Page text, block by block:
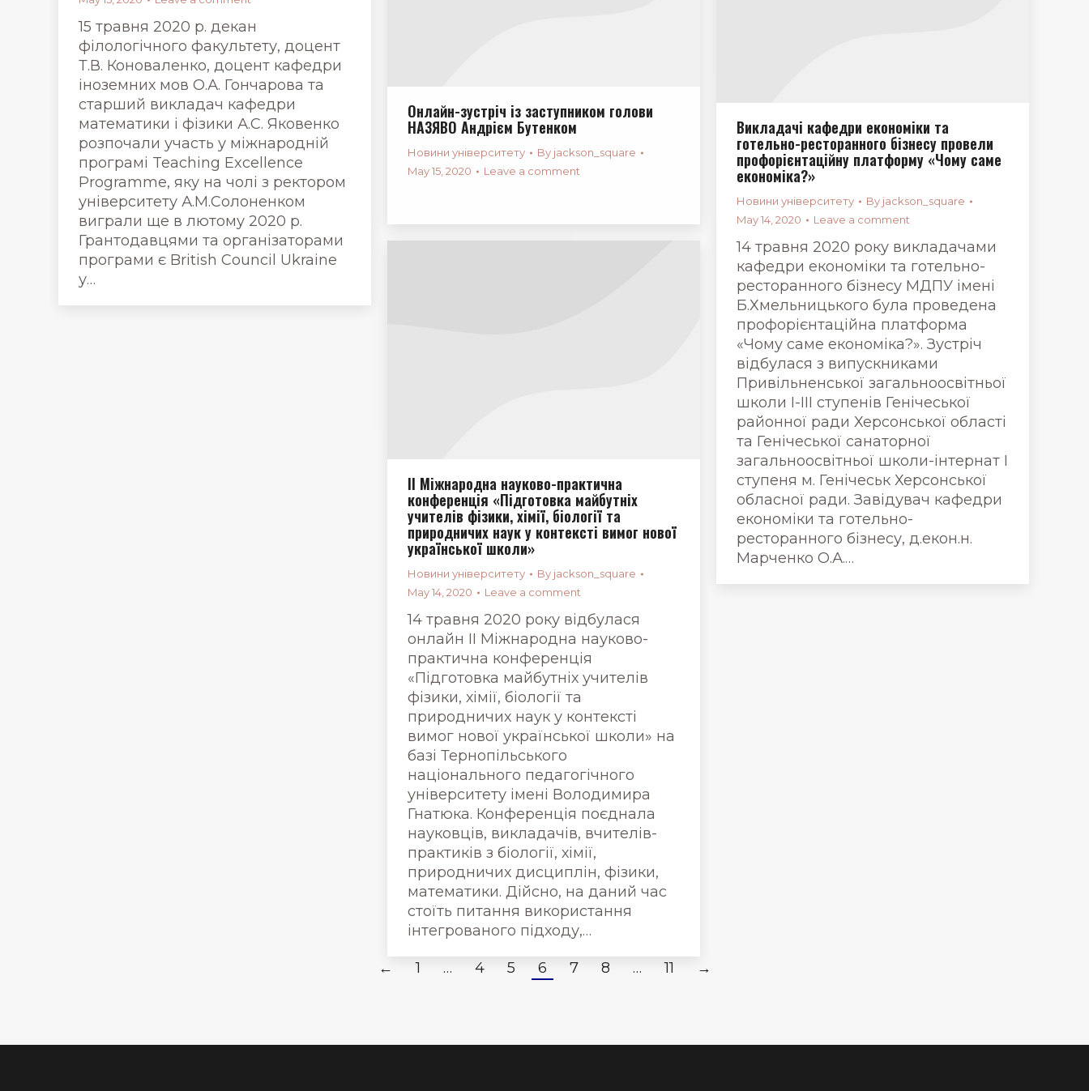
15 травня 2020 р. декан
філологічного факультету, доцент
Т.В. Коноваленко, доцент кафедри
іноземних мов О.А. Гончарова та
старший викладач кафедри
математики і фізики А.С. Яковенко
розпочали участь у міжнародній
програмі Teaching Excellence
Programme, яку на чолі з ректором
університету А.М.Солоненком
виграли ще в лютому 2020 р.
Грантодавцями та організаторами
програми є British Council Ukraine
у…
Онлайн-зустріч із заступником голови
НАЗЯВО Андрієм Бутенком
Новини університету By jackson_square
May 15, 2020
Leave a comment
Викладачі кафедри економіки та
готельно-ресторанного бізнесу провели
профорієнтаційну платформу «Чому саме
економіка?»
Новини університету By jackson_square
May 14, 2020
Leave a comment
14 травня 2020 року викладачами
кафедри економіки та готельно-
ресторанного бізнесу МДПУ імені
Б.Хмельницького була проведена
профорієнтаційна платформа
«Чому саме економіка?». Зустріч
відбулася з випускниками
Привільненської загальноосвітньої
школи І-ІІІ ступенів Генічеської
районної ради Херсонської області
та Генічеської санаторної
загальноосвітньої школи-інтернат І
ступеня м. Генічеськ Херсонської
обласної ради. Завідувач кафедри
економіки та готельно-
ресторанного бізнесу, д.екон.н.
Марченко О.А.…
ІІ Міжнародна науково-практична
конференція «Підготовка майбутніх
учителів фізики, хімії, біології та
природничих наук у контексті вимог нової
української школи»
Новини університету By jackson_square
May 14, 2020
Leave a comment
14 травня 2020 року відбулася
онлайн ІІ Міжнародна науково-
практична конференція
«Підготовка майбутніх учителів
фізики, хімії, біології та
природничих наук у контексті
вимог нової української школи» на
базі Тернопільського
національного педагогічного
університету імені Володимира
Гнатюка. Конференція поєднала
науковців, викладачів, вчителів-
практиків з біології, хімії,
природничих дисциплін, фізики,
математики. Дійсно, на даний час
стоїть питання використання
інтегрованого підходу,…
← 1 … 4 5 6 7 8 … 11 →